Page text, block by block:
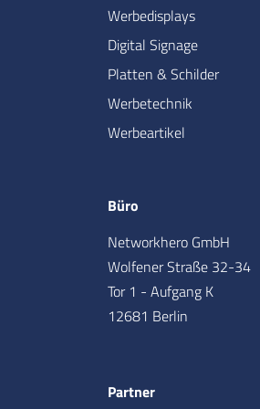
Werbedisplays
Digital Signage
Platten & Schilder
Werbetechnik
Werbeartikel
Büro
Networkhero GmbH
Wolfener Straße 32-34
Tor 1 - Aufgang K
12681 Berlin
Partner